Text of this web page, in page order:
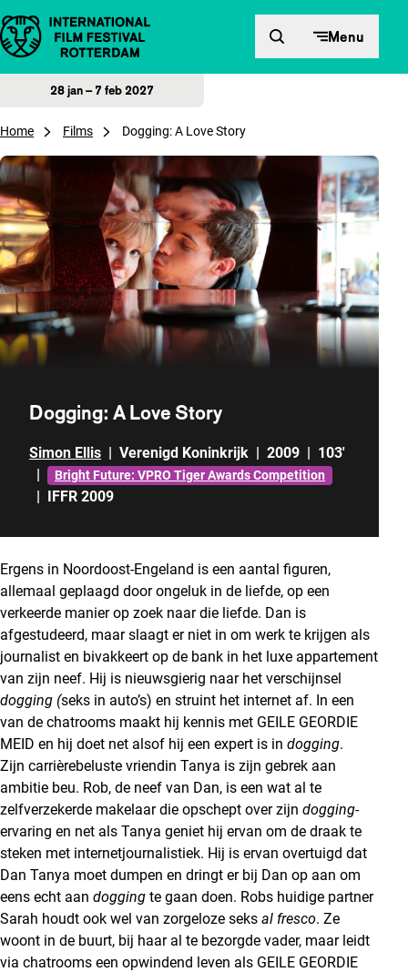
Direct naar inhoud Menu
28 jan – 7 feb 2027
Home Films Dogging: A Love Story
Dogging: A Love Story
Simon Ellis | Verenigd Koninkrijk | 2009 | 103'
|
Bright Future: VPRO Tiger Awards Competition
| IFFR 2009
Ergens in Noordoost-Engeland is een aantal figuren,
allemaal geplaagd door ongeluk in de liefde, op een
verkeerde manier op zoek naar die liefde. Dan is
afgestudeerd, maar slaagt er niet in om werk te krijgen als
journalist en bivakkeert op de bank in het luxe appartement
van zijn neef. Hij is nieuwsgierig naar het verschijnsel
dogging (seks in auto’s) en struint het internet af. In een
van de chatrooms maakt hij kennis met GEILE GEORDIE
MEID en hij doet net alsof hij een expert is in dogging.
Zijn carrièrebeluste vriendin Tanya is zijn gebrek aan
ambitie beu. Rob, de neef van Dan, is een wat al te
zelfverzekerde makelaar die opschept over zijn dogging-
ervaring en net als Tanya geniet hij ervan om de draak te
steken met internetjournalistiek. Hij is ervan overtuigd dat
Dan Tanya moet dumpen en dringt er bij Dan op aan om
eens echt aan dogging te gaan doen. Robs huidige partner
Sarah houdt ook wel van zorgeloze seks al fresco. Ze
woont in de buurt, bij haar al te bezorgde vader, maar leidt
via chatrooms een opwindend leven als GEILE GEORDIE